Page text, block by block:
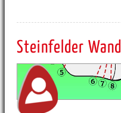
Steinfelder Wand